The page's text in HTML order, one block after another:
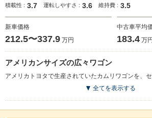
積載性 : 3.7 運転しやすさ : 3.6 維持費 : 3.5
新車価格
212.5〜337.9 万円
中古車平均
183.4 万円
アメリカンサイズの広々ワゴン
全てを表示する